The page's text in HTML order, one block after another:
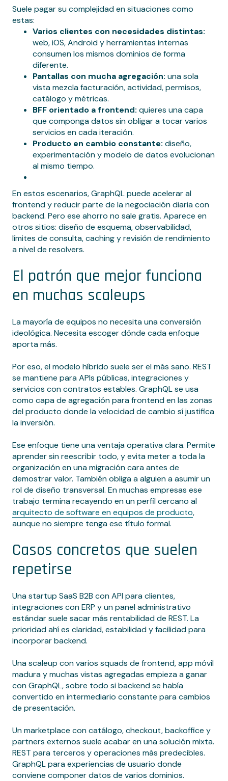
Suele pagar su complejidad en situaciones como
estas:
Varios clientes con necesidades distintas:
web, iOS, Android y herramientas internas
consumen los mismos dominios de forma
diferente.
Pantallas con mucha agregación: una sola
vista mezcla facturación, actividad, permisos,
catálogo y métricas.
BFF orientado a frontend: quieres una capa
que componga datos sin obligar a tocar varios
servicios en cada iteración.
Producto en cambio constante: diseño,
experimentación y modelo de datos evolucionan
al mismo tiempo.
En estos escenarios, GraphQL puede acelerar al
frontend y reducir parte de la negociación diaria con
backend. Pero ese ahorro no sale gratis. Aparece en
otros sitios: diseño de esquema, observabilidad,
límites de consulta, caching y revisión de rendimiento
a nivel de resolvers.
El patrón que mejor funciona
en muchas scaleups
La mayoría de equipos no necesita una conversión
ideológica. Necesita escoger dónde cada enfoque
aporta más.
Por eso, el modelo híbrido suele ser el más sano. REST
se mantiene para APIs públicas, integraciones y
servicios con contratos estables. GraphQL se usa
como capa de agregación para frontend en las zonas
del producto donde la velocidad de cambio sí justifica
la inversión.
Ese enfoque tiene una ventaja operativa clara. Permite
aprender sin reescribir todo, y evita meter a toda la
organización en una migración cara antes de
demostrar valor. También obliga a alguien a asumir un
rol de diseño transversal. En muchas empresas ese
trabajo termina recayendo en un perfil cercano al
arquitecto de software en equipos de producto,
aunque no siempre tenga ese título formal.
Casos concretos que suelen
repetirse
Una startup SaaS B2B con API para clientes,
integraciones con ERP y un panel administrativo
estándar suele sacar más rentabilidad de REST. La
prioridad ahí es claridad, estabilidad y facilidad para
incorporar backend.
Una scaleup con varios squads de frontend, app móvil
madura y muchas vistas agregadas empieza a ganar
con GraphQL, sobre todo si backend se había
convertido en intermediario constante para cambios
de presentación.
Un marketplace con catálogo, checkout, backoffice y
partners externos suele acabar en una solución mixta.
REST para terceros y operaciones más predecibles.
GraphQL para experiencias de usuario donde
conviene componer datos de varios dominios.